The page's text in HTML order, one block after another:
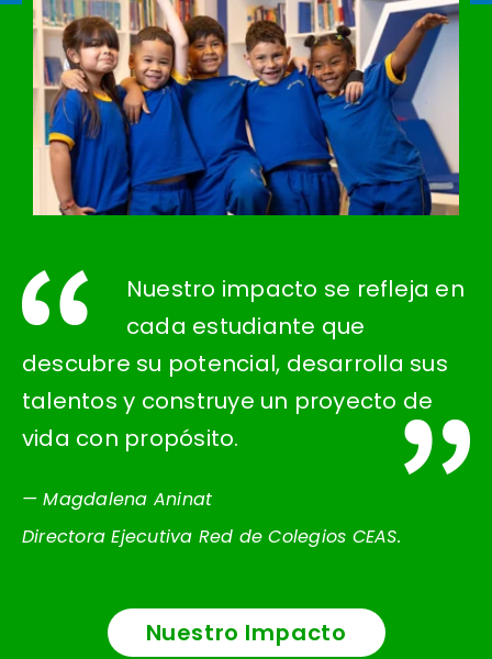
Nuestro impacto se refleja en
cada estudiante que
descubre su potencial, desarrolla sus
talentos y construye un proyecto de
vida con propósito.
— Magdalena Aninat
Directora Ejecutiva Red de Colegios CEAS.
Nuestro Impacto